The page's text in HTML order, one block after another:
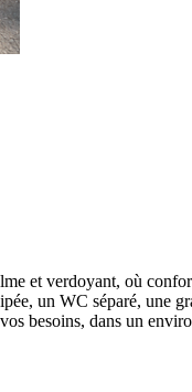
et verdoyant, où
un WC séparé, une
besoins, dans un